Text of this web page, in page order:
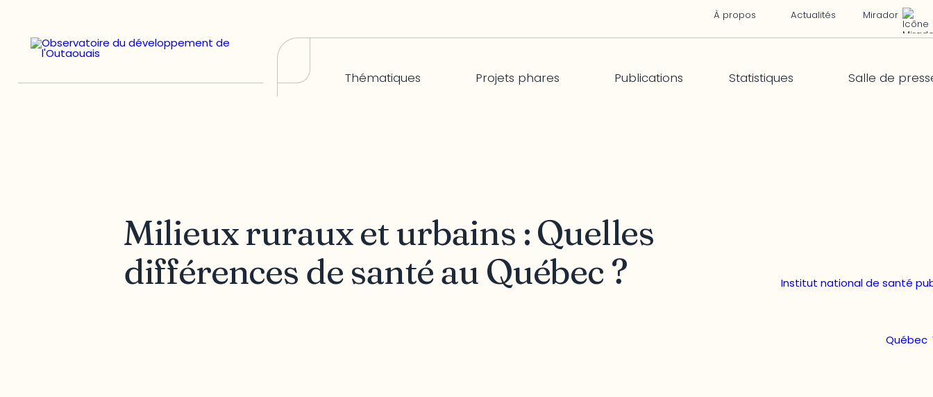
À propos Actualités Mirador
Thématiques Projets phares Publications Statistiques Salle de
Milieux ruraux et urbains : Quelles
différences de santé au Québec ?
Institut national de santé
Québec,